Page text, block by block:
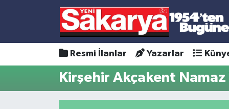
Resmi İlanlar Yazarlar
Kirşehir Akçakent